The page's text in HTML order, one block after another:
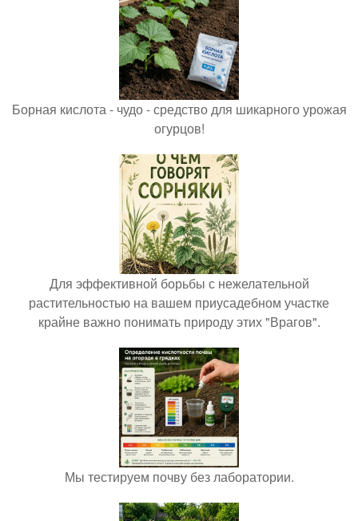
Борная кислота - чудо - средство для шикарного урожая
огурцов!
Для эффективной борьбы с нежелательной
растительностью на вашем приусадебном участке
крайне важно понимать природу этих "Врагов".
Мы тестируем почву без лаборатории.